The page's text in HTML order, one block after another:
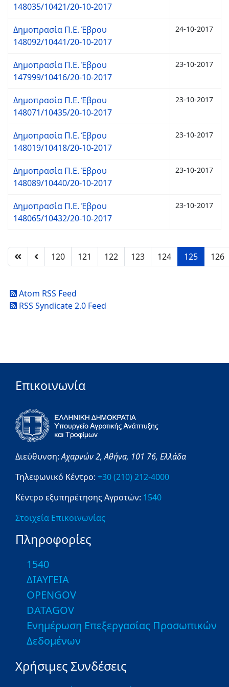
148035/10421/20-10-2017
Δημοπρασία Π.Ε. Έβρου
148092/10441/20-10-2017
24-10-2017
Δημοπρασία Π.Ε. Έβρου
147999/10416/20-10-2017
23-10-2017
Δημοπρασία Π.Ε. Έβρου
148071/10435/20-10-2017
23-10-2017
Δημοπρασία Π.Ε. Έβρου
148019/10418/20-10-2017
23-10-2017
Δημοπρασία Π.Ε. Έβρου
148089/10440/20-10-2017
23-10-2017
Δημοπρασία Π.Ε. Έβρου
148065/10432/20-10-2017
23-10-2017
120 121 122 123 124 125 126
Atom RSS Feed
RSS Syndicate 2.0 Feed
Επικοινωνία
Διεύθυνση:Αχαρνών 2,Αθήνα, 101 76, Ελλάδα
Τηλεφωνικό Κέντρο: +30 (210) 212-4000
Κέντρο εξυπηρέτησης Αγροτών: 1540
Στοιχεία Επικοινωνίας
Πληροφορίες
1540
ΔΙΑΥΓΕΙΑ
OPENGOV
DATAGOV
Ενημέρωση Επεξεργασίας Προσωπικών
Δεδομένων
Χρήσιμες Συνδέσεις